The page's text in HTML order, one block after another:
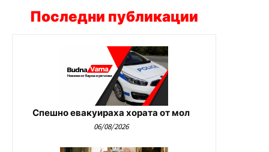
Последни публикации
Спешно евакуираха хората от мол
06/08/2026